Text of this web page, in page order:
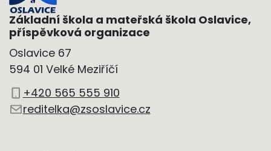
Základní škola a mateřská škola Oslavice,
příspěvková organizace
Oslavice 67
594 01 Velké Meziříčí
+420 565 555 910
reditelka@zsoslavice.cz